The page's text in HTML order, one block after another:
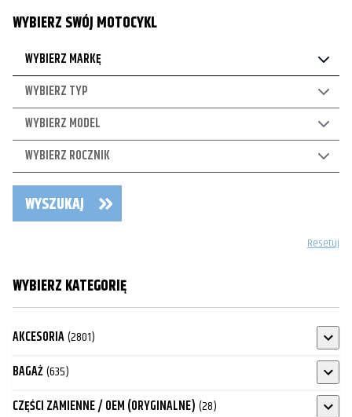
WYBIERZ SWÓJ MOTOCYKL
WYBIERZ MARKĘ
WYBIERZ TYP
WYBIERZ MODEL
WYBIERZ ROCZNIK
WYSZUKAJ
Resetuj
WYBIERZ KATEGORIĘ
AKCESORIA(2801)
BAGAŻ(635)
CZĘŚCI ZAMIENNE / OEM (ORYGINALNE) (28)